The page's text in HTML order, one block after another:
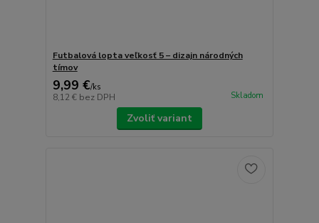
Futbalová lopta veľkosť 5 – dizajn národných
tímov
9,99 €/ks
8,12 € bez DPH Skladom
Zvoliť variant